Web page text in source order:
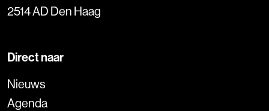
2514 AD Den Haag
Direct naar
Nieuws
Agenda